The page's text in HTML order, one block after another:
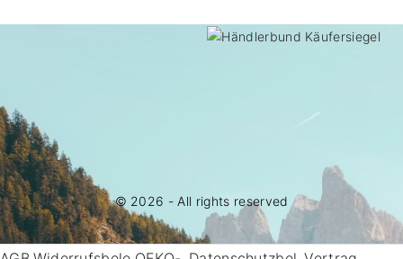
© 2026 - All rights reserved